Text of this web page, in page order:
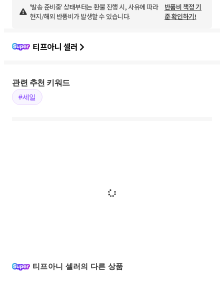
'발송 준비중' 상태부터는 환불 진행 시, 사유에 따라
현지/해외 반품비가 발생할 수 있습니다.
반품비 책정 기
준 확인하기!
티프아니 셀러
관련 추천 키워드
#세일
티프아니 셀러의 다른 상품